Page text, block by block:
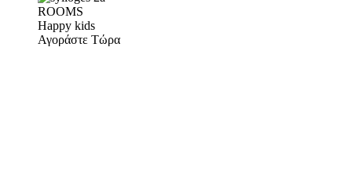
ROOMS
Happy kids
Αγοράστε Τώρα